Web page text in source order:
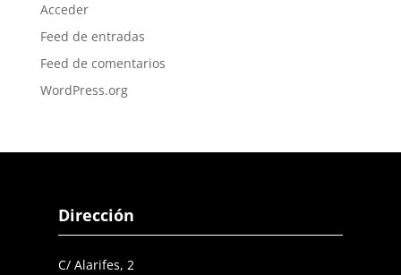
Acceder
Feed de entradas
Feed de comentarios
WordPress.org
Dirección
C/ Alarifes, 2